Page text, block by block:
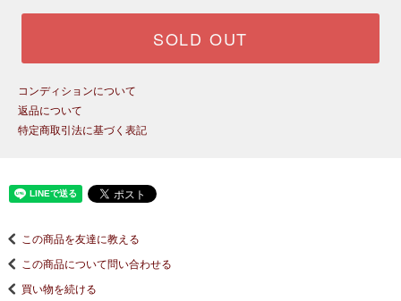
SOLD OUT
コンディションについて
返品について
特定商取引法に基づく表記
この商品を友達に教える
この商品について問い合わせる
買い物を続ける